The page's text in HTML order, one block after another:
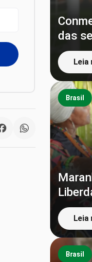
das
Leia
Brasil
Leia
Brasil